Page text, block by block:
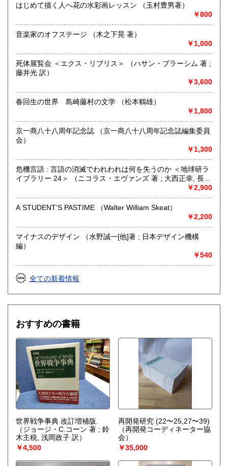
取り扱い分野
はじめて描く人へ花の水彩画レッスン （玉村豊男著）
￥800
音楽家のオフステージ （木之下晃 著）
￥1,000
死体展覧会 ＜エクス・リブリス＞ （ハサン・ブラーシム 著 ;
藤井光 訳）
￥3,600
春回生の世界 島崎藤村の文学 （松本鶴雄）
￥1,800
京一商八十八周年記念誌 （京一商八十八周年記念誌編集委員
会）
￥1,300
危機言語 : 言語の消滅でわれわれは何を失うのか ＜地球研ラ
イブラリー 24＞ （ニコラス・エヴァンズ 著 ; 大西正幸, 長田
￥2,900
A STUDENT’S PASTIME （Walter William Skeat）
￥2,200
マイナスのデザイン （水野誠一[他]著 ; 日本デザイン機構
編）
￥540
全ての新着情報
おすすめの書籍
世界戦争事典 改訂増補版.
（ジョージ・C.コーン 著 ; 鈴
木主税, 浅岡政子 訳）
￥4,500
再開発研究 (22〜25,27〜39)
（再開発コーディネーター協
会）
￥35,000